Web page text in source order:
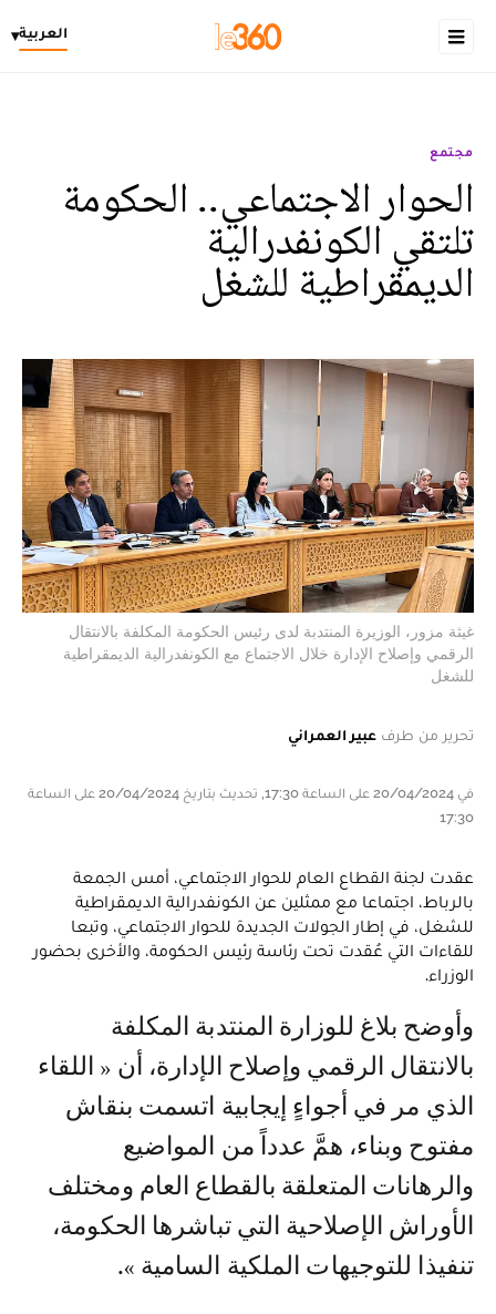
العربية▾
مجتمع
الحوار الاجتماعي.. الحكومة
تلتقي الكونفدرالية
الديمقراطية للشغل
غيثة مزور، الوزيرة المنتدبة لدى رئيس الحكومة المكلفة بالانتقال
الرقمي وإصلاح الإدارة خلال الاجتماع مع الكونفدرالية الديمقراطية
للشغل
تحرير من طرف عبير العمراني
في 20/04/2024 على الساعة 17:30, تحديث بتاريخ 20/04/2024 على الساعة
17:30
عقدت لجنة القطاع العام للحوار الاجتماعي، أمس الجمعة
بالرباط، اجتماعا مع ممثلين عن الكونفدرالية الديمقراطية
للشغل، في إطار الجولات الجديدة للحوار الاجتماعي، وتبعا
للقاءات التي عُقدت تحت رئاسة رئيس الحكومة، والأخرى بحضور
الوزراء.
وأوضح بلاغ للوزارة المنتدبة المكلفة
بالانتقال الرقمي وإصلاح الإدارة، أن « اللقاء
الذي مر في أجواءٍ إيجابية اتسمت بنقاش
مفتوح وبناء، همَّ عدداً من المواضيع
والرهانات المتعلقة بالقطاع العام ومختلف
الأوراش الإصلاحية التي تباشرها الحكومة،
تنفيذا للتوجيهات الملكية السامية ».